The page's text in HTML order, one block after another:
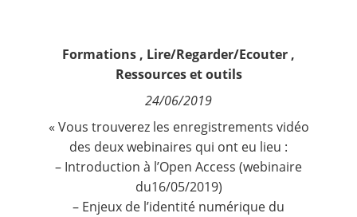
Formations , Lire/Regarder/Ecouter ,
Ressources et outils
24/06/2019
« Vous trouverez les enregistrements vidéo
des deux webinaires qui ont eu lieu :
– Introduction à l’Open Access (webinaire
du16/05/2019)
– Enjeux de l’identité numérique du